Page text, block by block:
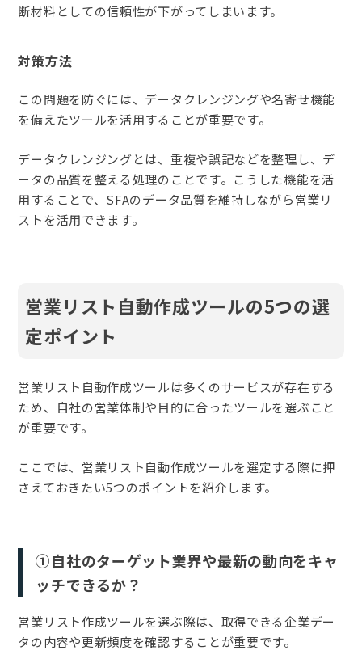
断材料としての信頼性が下がってしまいます。
対策方法
この問題を防ぐには、データクレンジングや名寄せ機能
を備えたツールを活用することが重要です。
データクレンジングとは、重複や誤記などを整理し、デ
ータの品質を整える処理のことです。こうした機能を活
用することで、SFAのデータ品質を維持しながら営業リ
ストを活用できます。
営業リスト自動作成ツールの5つの選
定ポイント
営業リスト自動作成ツールは多くのサービスが存在する
ため、自社の営業体制や目的に合ったツールを選ぶこと
が重要です。
ここでは、営業リスト自動作成ツールを選定する際に押
さえておきたい5つのポイントを紹介します。
①自社のターゲット業界や最新の動向をキャ
ッチできるか？
営業リスト作成ツールを選ぶ際は、取得できる企業デー
タの内容や更新頻度を確認することが重要です。